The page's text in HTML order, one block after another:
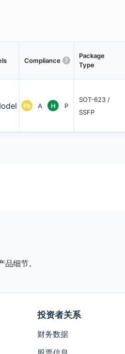
Compliance
Package
Type
Pb A H P
SOT-623 /
SSFP
细节。
投资者关系
财务数据